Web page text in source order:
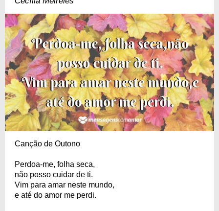
Canção de Outono
Perdoa-me, folha seca,
não posso cuidar de ti.
Vim para amar neste mundo,
e até do amor me perdi.